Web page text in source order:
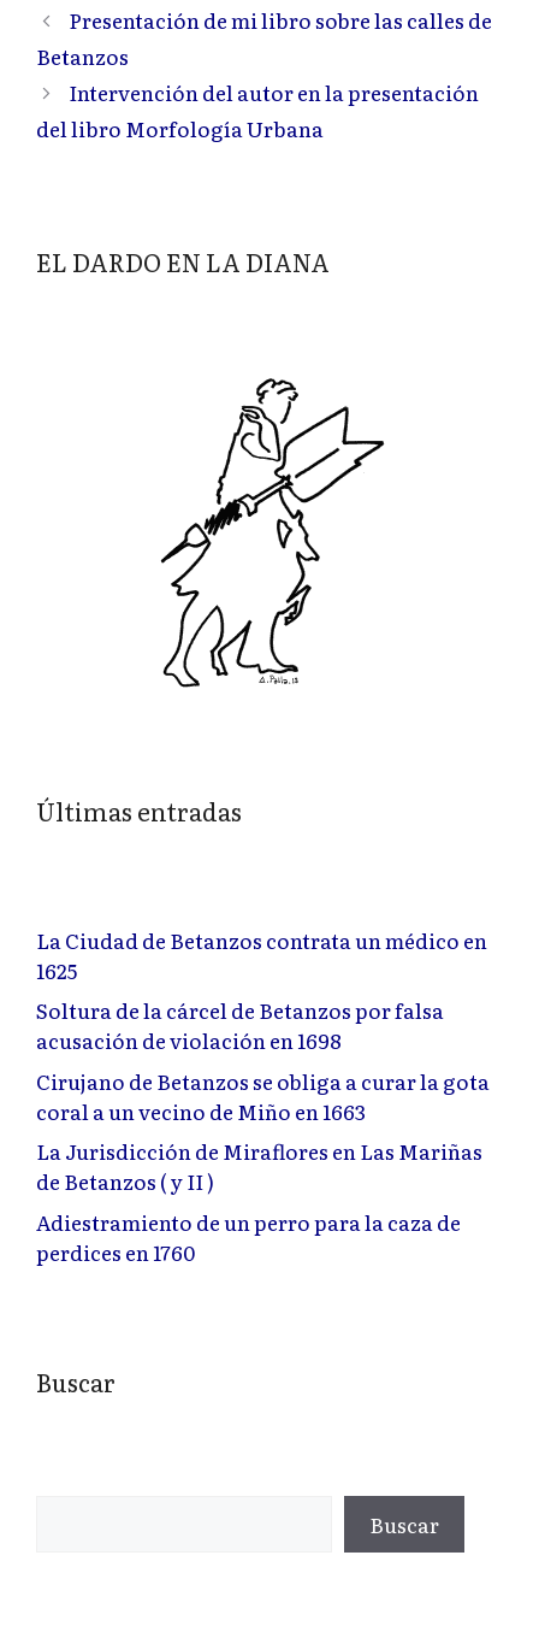
Presentación de mi libro sobre las calles de
Betanzos
Intervención del autor en la presentación
del libro Morfología Urbana
EL DARDO EN LA DIANA
Últimas entradas
La Ciudad de Betanzos contrata un médico en
1625
Soltura de la cárcel de Betanzos por falsa
acusación de violación en 1698
Cirujano de Betanzos se obliga a curar la gota
coral a un vecino de Miño en 1663
La Jurisdicción de Miraflores en Las Mariñas
de Betanzos ( y II )
Adiestramiento de un perro para la caza de
perdices en 1760
Buscar
Buscar